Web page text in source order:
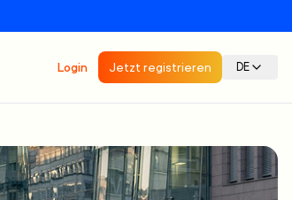
Login Jetzt registrieren DE